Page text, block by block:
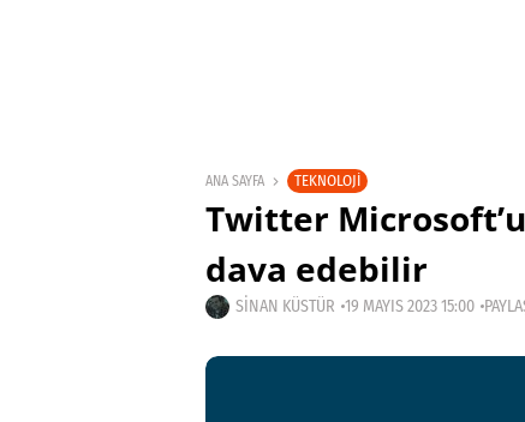
ANA SAYFA TEKNOLOJI
Twitter
dava edebilir
SINAN KÜSTÜR 19 MAYIS 2023 15:00